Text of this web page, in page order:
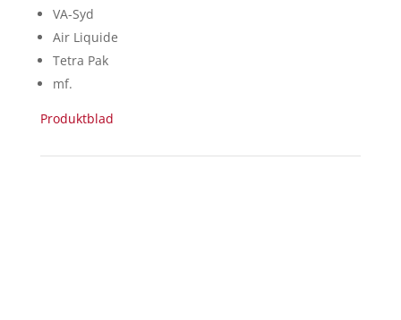
VA-Syd
Air Liquide
Tetra Pak
mf.
Produktblad